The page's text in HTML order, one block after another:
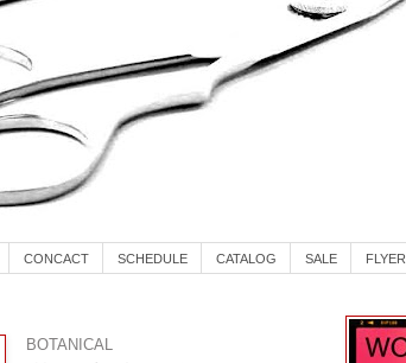
CONCACT SCHEDULE CATALOG SALE FLYER
BOTANICAL